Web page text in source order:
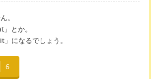
。
とか。
になるでしょう。
6